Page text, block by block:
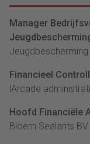
Manager
Financieel
lArcade
Hoofd Financiële
Bloem Sealants BV